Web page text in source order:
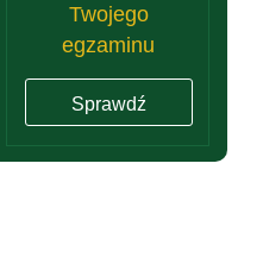
Twojego
egzaminu
Sprawdź